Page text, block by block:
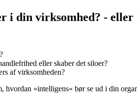
i din virksomhed? -
eller skaber det siloer?
af virksomheden?
hvordan »intelligens« bør se ud i din